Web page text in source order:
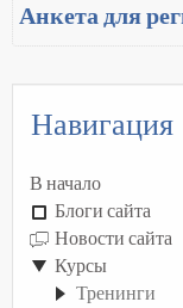
Анкета для
Навигация
В начало
Блоги сайта
Новости сайта
Курсы
Тренинги